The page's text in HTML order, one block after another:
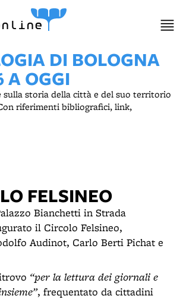
DI BOLOGNA
A OGGI
storia della città e del suo territorio
riferimenti bibliografici, link,
FELSINEO
Bianchetti in Strada
il Circolo Felsineo,
Audinot, Carlo Berti Pichat e
“per la lettura dei giornali e
, frequentato da cittadini